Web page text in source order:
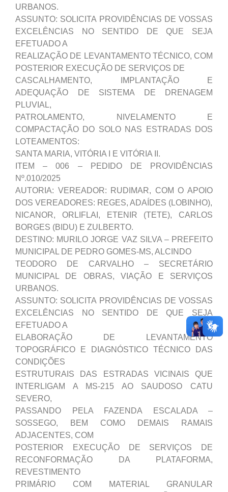
URBANOS.
ASSUNTO: SOLICITA PROVIDÊNCIAS DE VOSSAS
EXCELÊNCIAS NO SENTIDO DE QUE SEJA
EFETUADO A
REALIZAÇÃO DE LEVANTAMENTO TÉCNICO, COM
POSTERIOR EXECUÇÃO DE SERVIÇOS DE
CASCALHAMENTO, IMPLANTAÇÃO E
ADEQUAÇÃO DE SISTEMA DE DRENAGEM
PLUVIAL,
PATROLAMENTO, NIVELAMENTO E
COMPACTAÇÃO DO SOLO NAS ESTRADAS DOS
LOTEAMENTOS:
SANTA MARIA, VITÓRIA I E VITÓRIA II.
ITEM – 006 – PEDIDO DE PROVIDÊNCIAS
Nº.010/2025
AUTORIA: VEREADOR: RUDIMAR, COM O APOIO
DOS VEREADORES: REGES, ADAÍDES (LOBINHO),
NICANOR, ORLIFLAI, ETENIR (TETE), CARLOS
BORGES (BIDU) E ZULBERTO.
DESTINO: MURILO JORGE VAZ SILVA – PREFEITO
MUNICIPAL DE PEDRO GOMES-MS, ALCINDO
TEODORO DE CARVALHO – SECRETÁRIO
MUNICIPAL DE OBRAS, VIAÇÃO E SERVIÇOS
URBANOS.
ASSUNTO: SOLICITA PROVIDÊNCIAS DE VOSSAS
EXCELÊNCIAS NO SENTIDO DE QUE SEJA
EFETUADO A
ELABORAÇÃO DE LEVANTAMENTO
TOPOGRÁFICO E DIAGNÓSTICO TÉCNICO DAS
CONDIÇÕES
ESTRUTURAIS DAS ESTRADAS VICINAIS QUE
INTERLIGAM A MS-215 AO SAUDOSO CATU
SEVERO,
PASSANDO PELA FAZENDA ESCALADA –
SOSSEGO, BEM COMO DEMAIS RAMAIS
ADJACENTES, COM
POSTERIOR EXECUÇÃO DE SERVIÇOS DE
RECONFORMAÇÃO DA PLATAFORMA,
REVESTIMENTO
PRIMÁRIO COM MATERIAL GRANULAR